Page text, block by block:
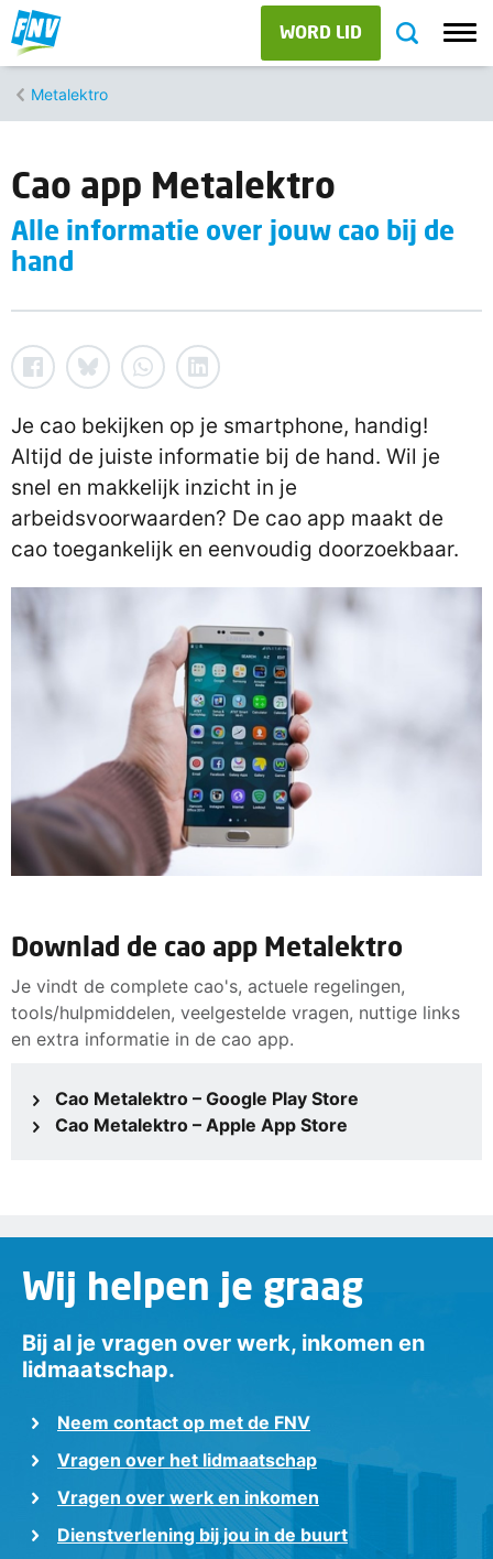
WORD LID
Metalektro
Cao app Metalektro
Alle informatie over jouw cao bij de
hand
Je cao bekijken op je smartphone, handig!
Altijd de juiste informatie bij de hand. Wil je
snel en makkelijk inzicht in je
arbeidsvoorwaarden? De cao app maakt de
cao toegankelijk en eenvoudig doorzoekbaar.
Downlad de cao app Metalektro
Je vindt de complete cao's, actuele regelingen,
tools/hulpmiddelen, veelgestelde vragen, nuttige links
en extra informatie in de cao app.
Cao Metalektro – Google Play Store
Cao Metalektro – Apple App Store
Wij helpen je graag
Bij al je vragen over werk, inkomen en
lidmaatschap.
Neem contact op met de FNV
Vragen over het lidmaatschap
Vragen over werk en inkomen
Dienstverlening bij jou in de buurt